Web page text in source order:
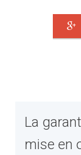
La
mise en